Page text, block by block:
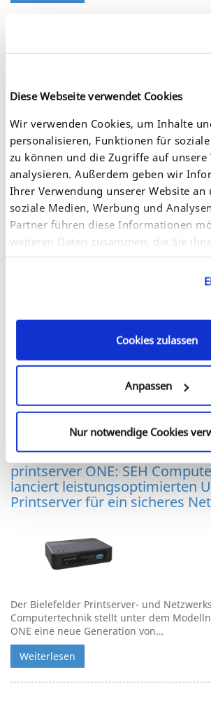
Diese Webseite verwendet Cookies
Wir verwenden Cookies, um Inhalte
personalisieren, Funktionen für
zu können und die Zugriffe auf unsere
analysieren. Außerdem geben wir
Ihrer Verwendung unserer Website an
soziale Medien, Werbung und
Partner führen diese Informationen
weiteren Daten zusammen, die Sie
haben oder die sie im Rahmen Ihrer
Dienste gesammelt haben. Sie geben
unseren Cookies, wenn Sie unsere
Cookies zulassen
Anpassen
Nur notwendige Cookies
Teilnahme im Jubiläumsjahr
it-sa 2021: SEH Computertechnik
und Netzwerksicherheit, Remote
Management
Weiterlesen
SEH Computertechnik feiert 35
innovative Produktentwicklung
Die Bielefelder SEH Computertechnik
Jahr ihr 35-jähriges Firmenjubiläum. Als
professionelle Netzwerklösungen…
Weiterlesen
printserver ONE: SEH
lanciert leistungsoptimierten
Printserver für ein sicheres
Der Bielefelder Printserver- und
Computertechnik stellt unter dem
ONE eine neue Generation von…
Weiterlesen